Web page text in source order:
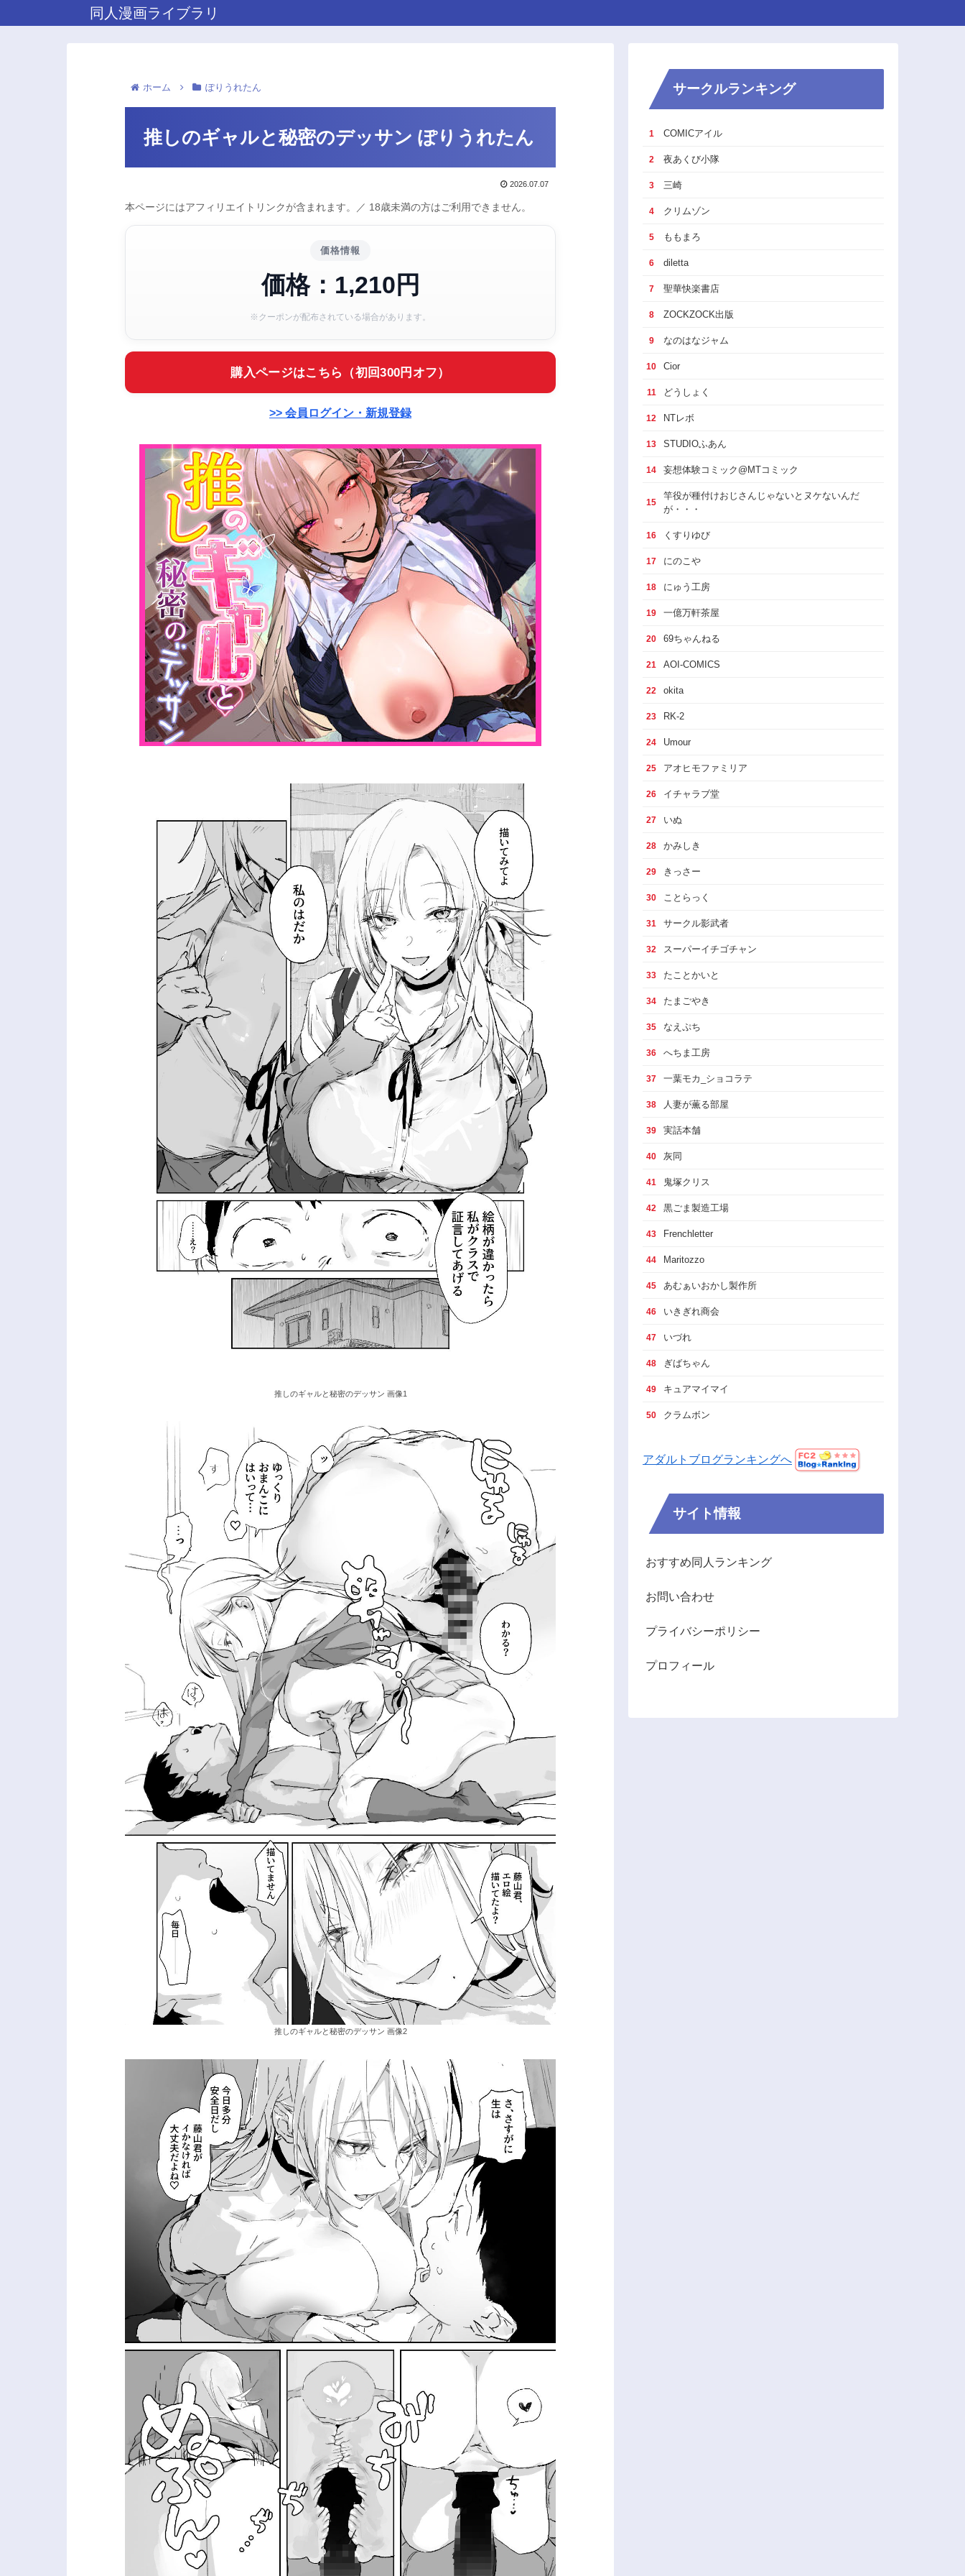
同人漫画ライブラリ
ホーム ぽりうれたん
推しのギャルと秘密のデッサン ぽりうれたん
2026.07.07
本ページにはアフィリエイトリンクが含まれます。／ 18歳未満の方はご利用できません。
価格情報
価格：1,210円
※クーポンが配布されている場合があります。
購入ページはこちら（初回300円オフ）
>> 会員ログイン・新規登録
推しのギャルと秘密のデッサン 画像1
推しのギャルと秘密のデッサン 画像2
サークルランキング
1 COMICアイル
2 夜あくび小隊
3 三崎
4 クリムゾン
5 ももまろ
6 diletta
7 聖華快楽書店
8 ZOCKZOCK出版
9 なのはなジャム
10 Cior
11 どうしょく
12 NTレボ
13 STUDIOふあん
14 妄想体験コミック@MTコミック
15
竿役が種付けおじさんじゃないとヌケないんだ
が・・・
16 くすりゆび
17 にのこや
18 にゅう工房
19 一億万軒茶屋
20 69ちゃんねる
21 AOI-COMICS
22 okita
23 RK-2
24 Umour
25 アオヒモファミリア
26 イチャラブ堂
27 いぬ
28 かみしき
29 きっさー
30 ことらっく
31 サークル影武者
32 スーパーイチゴチャン
33 たことかいと
34 たまごやき
35 なえぷち
36 へちま工房
37 一葉モカ_ショコラテ
38 人妻が薫る部屋
39 実話本舗
40 灰同
41 鬼塚クリス
42 黒ごま製造工場
43 Frenchletter
44 Maritozzo
45 あむぁいおかし製作所
46 いきぎれ商会
47 いづれ
48 ぎばちゃん
49 キュアマイマイ
50 クラムボン
アダルトブログランキングへ
サイト情報
おすすめ同人ランキング
お問い合わせ
プライバシーポリシー
プロフィール